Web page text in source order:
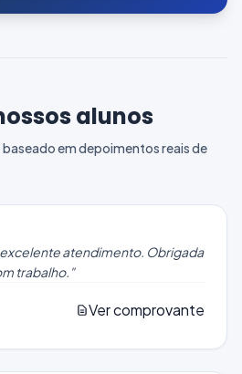
alunos
em depoimentos reais de
atendimento. Obrigada
trabalho. "
Ver comprovante